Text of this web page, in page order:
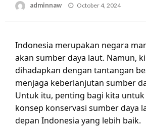
adminnaw
Posted
October 4, 2024
Indonesia merupakan negara
akan sumber daya laut. Namun,
dihadapkan dengan tantangan
menjaga keberlanjutan sumber
Untuk itu, penting bagi kita
konsep konservasi sumber daya
depan Indonesia yang lebih baik.